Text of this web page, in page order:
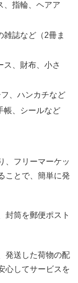
、指輪、ヘアア
雑誌など（2冊ま
ス、財布、小さ
、ハンカチなど
帳、シールなど
、フリーマーケッ
ことで、簡単に発
封筒を郵便ポスト
発送した荷物の配
心してサービスを